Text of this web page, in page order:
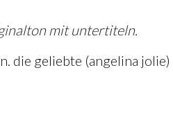
mit untertiteln.
die geliebte (angelina